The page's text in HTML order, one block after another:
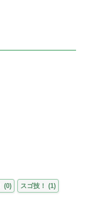
(0) スゴ技！ (1)